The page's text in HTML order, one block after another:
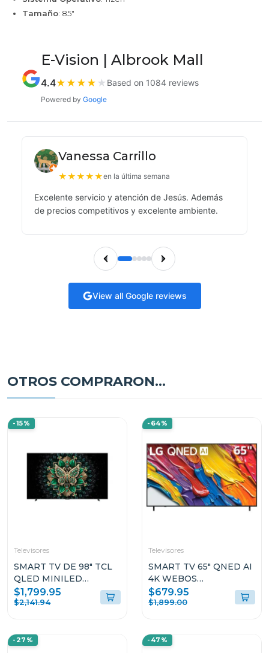
Tamaño: 85"
E-Vision | Albrook Mall
4.4★ ★ ★ ★ ★ Based on 1084 reviews
Powered by Google
Vanessa Carrillo
★★★★★en la última semana
Excelente servicio y atención de Jesús. Además
de precios competitivos y excelente ambiente.
View all Google reviews
OTROS COMPRARON...
-15%
Televisores
SMART TV DE 98" TCL
QLED MINILED
GOOGLE TV 98C6
$1,799.95
$2,141.94
-64%
Televisores
SMART TV 65" QNED AI
4K WEBOS
65QNED82ASG
$679.95
$1,899.00
-27% -47%